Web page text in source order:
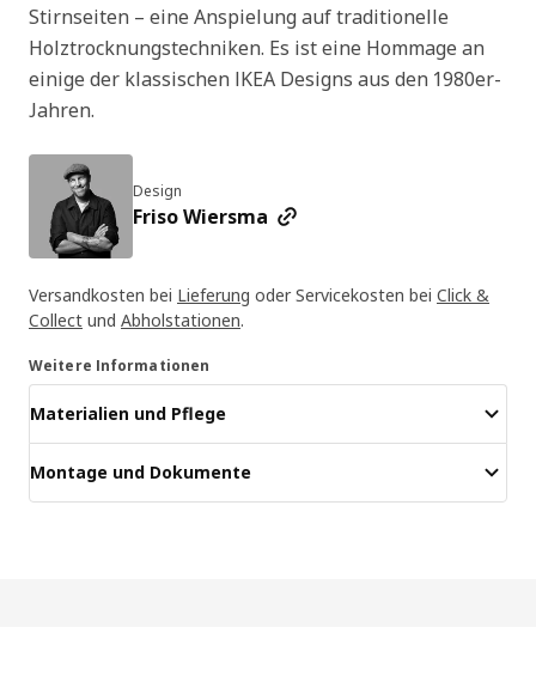
Stirnseiten – eine Anspielung auf traditionelle
Holztrocknungstechniken. Es ist eine Hommage an
einige der klassischen IKEA Designs aus den 1980er-
Jahren.
Design
Friso Wiersma
Versandkosten bei Lieferung oder Servicekosten bei Click &
Collect und Abholstationen.
Weitere Informationen
Materialien und Pflege
Montage und Dokumente